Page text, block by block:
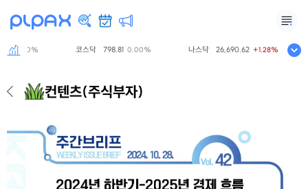
0.00% 코스닥 798.81 0.00% 나스닥 26,690.62 +1.28%
컨텐츠(주식부자)